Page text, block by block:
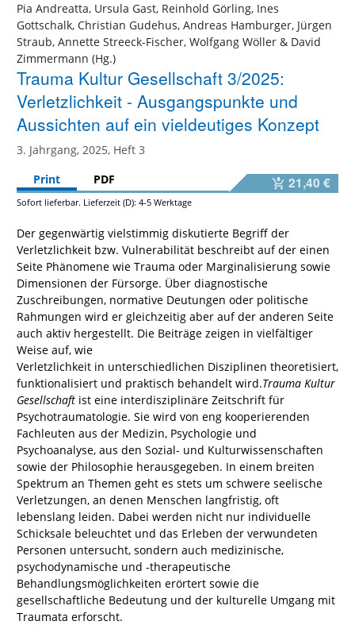
Pia Andreatta, Ursula Gast, Reinhold Görling, Ines
Gottschalk, Christian Gudehus, Andreas Hamburger, Jürgen
Straub, Annette Streeck-Fischer, Wolfgang Wöller & David
Zimmermann (Hg.)
Trauma Kultur Gesellschaft 3/2025:
Verletzlichkeit - Ausgangspunkte und
Aussichten auf ein vieldeutiges Konzept
3. Jahrgang, 2025, Heft 3
Print
PDF 21,40 €
Sofort lieferbar. Lieferzeit (D): 4-5 Werktage
Der gegenwärtig vielstimmig diskutierte Begriff der
Verletzlichkeit bzw. Vulnerabilität beschreibt auf der einen
Seite Phänomene wie Trauma oder Marginalisierung sowie
Dimensionen der Fürsorge. Über diagnostische
Zuschreibungen, normative Deutungen oder politische
Rahmungen wird er gleichzeitig aber auf der anderen Seite
auch aktiv hergestellt. Die Beiträge zeigen in vielfältiger
Weise auf, wie
Verletzlichkeit in unterschiedlichen Disziplinen theoretisiert,
funktionalisiert und praktisch behandelt wird.Trauma Kultur
Gesellschaft ist eine interdisziplinäre Zeitschrift für
Psychotraumatologie. Sie wird von eng kooperierenden
Fachleuten aus der Medizin, Psychologie und
Psychoanalyse, aus den Sozial- und Kulturwissenschaften
sowie der Philosophie herausgegeben. In einem breiten
Spektrum an Themen geht es stets um schwere seelische
Verletzungen, an denen Menschen langfristig, oft
lebenslang leiden. Dabei werden nicht nur individuelle
Schicksale beleuchtet und das Erleben der verwundeten
Personen untersucht, sondern auch medizinische,
psychodynamische und -therapeutische
Behandlungsmöglichkeiten erörtert sowie die
gesellschaftliche Bedeutung und der kulturelle Umgang mit
Traumata erforscht.